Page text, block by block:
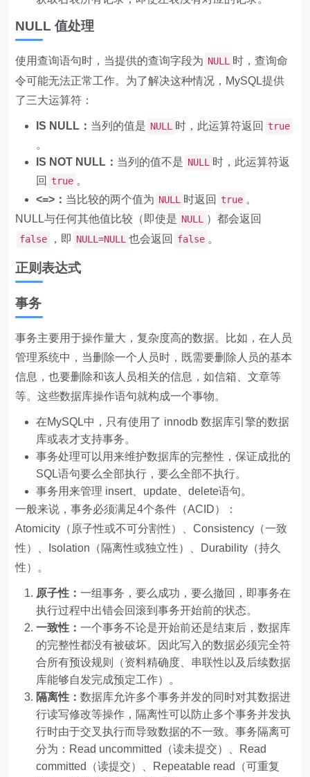
NULL 值处理
使用查询语句时，当提供的查询字段为 NULL
时，查询命
令可能无法正常工作。为了解决这种情况，MySQL提供
了三大运算符：
IS NULL： 当列的值是 NULL 时，此运算符返回 true
。
IS NOT NULL： 当列的值不是 NULL
时，此运算符返
回
true 。
<=>： 当比较的两个值为 NULL 时返回 true 。
NULL与任何其他值比较（即使是 NULL ）都会返回
false ，即 NULL=NULL 也会返回 false 。
正则表达式
事务
事务主要用于操作量大，复杂度高的数据。比如，在人员
管理系统中，当删除一个人员时，既需要删除人员的基本
信息，也要删除和该人员相关的信息，如信箱、文章等
等。这些数据库操作语句就构成一个事物。
在MySQL中，只有使用了 innodb 数据库引擎的数据
库或表才支持事务。
事务处理可以用来维护数据库的完整性，保证成批的
SQL语句要么全部执行，要么全部不执行。
事务用来管理 insert、update、delete语句。
一般来说，事务必须满足4个条件（ACID）：
Atomicity（原子性或不可分割性）、Consistency（一致
性）、Isolation（隔离性或独立性）、Durability（持久
性）。
原子性：一组事务，要么成功，要么撤回，即事务在
执行过程中出错会回滚到事务开始前的状态。
一致性：一个事务不论是开始前还是结束后，数据库
的完整性都没有被破坏。因此写入的数据必须完全符
合所有预设规则（资料精确度、串联性以及后续数据
库能够自发完成预定工作）。
隔离性：数据库允许多个事务并发的同时对其数据进
行读写修改等操作，隔离性可以防止多个事务并发执
行时由于交叉执行而导致数据的不一致。事务隔离可
分为：Read uncommitted（读未提交）、Read
committed（读提交）、Repeatable read（可重复